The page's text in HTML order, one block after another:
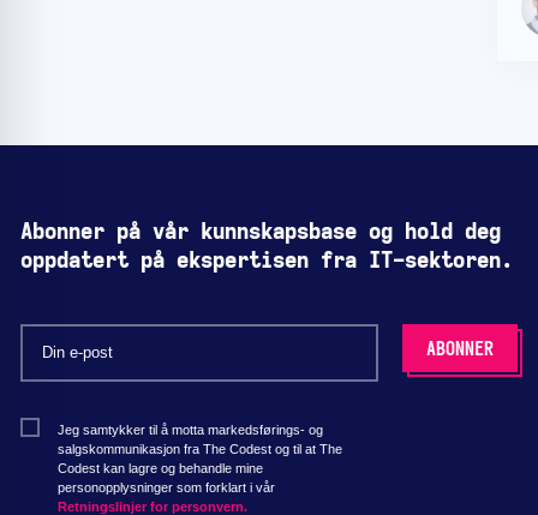
Abonner på vår kunnskapsbase og hold deg
oppdatert på ekspertisen fra IT-sektoren.
Jeg samtykker til å motta markedsførings- og
salgskommunikasjon fra The Codest og til at The
Codest kan lagre og behandle mine
personopplysninger som forklart i vår
Retningslinjer for personvern.